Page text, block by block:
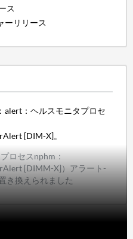
ス
ーリリース
：ヘルスモニタプロセ
[DIM-X]。
ロセスnphm：
[DIMM-X]）アラート-
き換えられました